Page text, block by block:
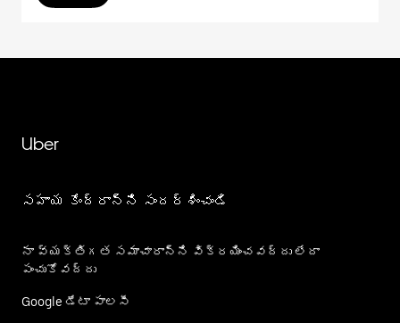
Uber
సహాయ కేంద్రాన్ని సందర్శించండి
నా వ్యక్తిగత సమాచారాన్ని విక్రయించవద్దు లేదా
పంచుకోవద్దు
Google డేటా పాలసీ